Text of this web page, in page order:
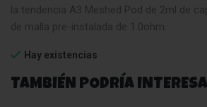
la tendencia A3 Meshed Pod de 2ml de
de malla pre-instalada de 1.0ohm.
Hay existencias
TAMBIÉN PODRÍA